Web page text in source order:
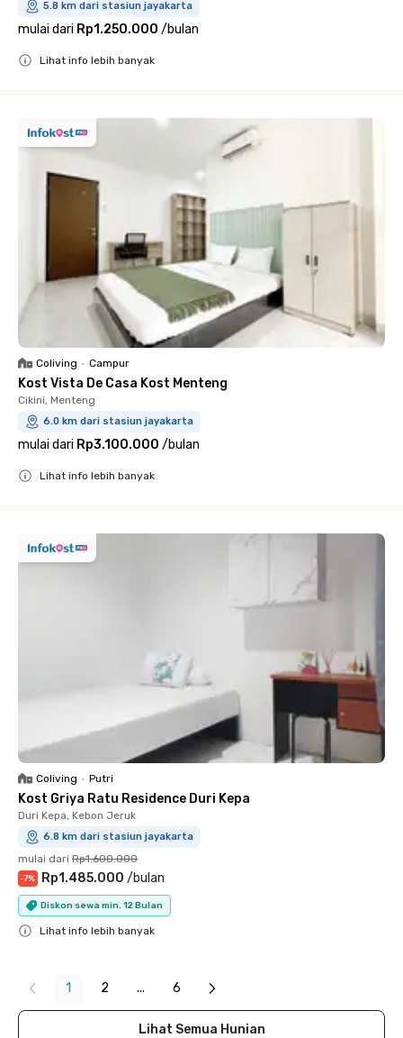
5.8 km dari stasiun jayakarta
mulai dari Rp1.250.000 /bulan
Lihat info lebih banyak
Coliving • Campur
Kost Vista De Casa Kost Menteng
Cikini, Menteng
6.0 km dari stasiun jayakarta
mulai dari Rp3.100.000 /bulan
Lihat info lebih banyak
Coliving • Putri
Kost Griya Ratu Residence Duri Kepa
Duri Kepa, Kebon Jeruk
6.8 km dari stasiun jayakarta
mulai dari Rp1.600.000
-7% Rp1.485.000 /bulan
Diskon sewa min. 12 Bulan
Lihat info lebih banyak
1 2 ... 6
Lihat Semua Hunian